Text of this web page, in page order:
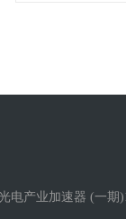
电产业加速器 (一期